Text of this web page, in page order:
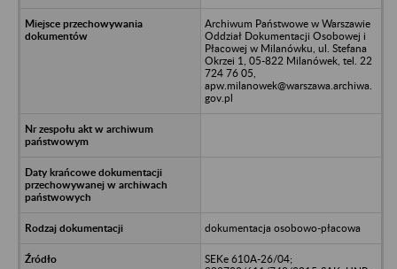
Archiwum Państwowe w Warszawie
Oddział Dokumentacji Osobowej i
Płacowej w Milanówku, ul. Stefana
Okrzei 1, 05-822 Milanówek, tel. 22
724 76 05,
apw.milanowek@warszawa.archiwa.
gov.pl
dokumentacja osobowo-płacowa
SEKe 610A-26/04;